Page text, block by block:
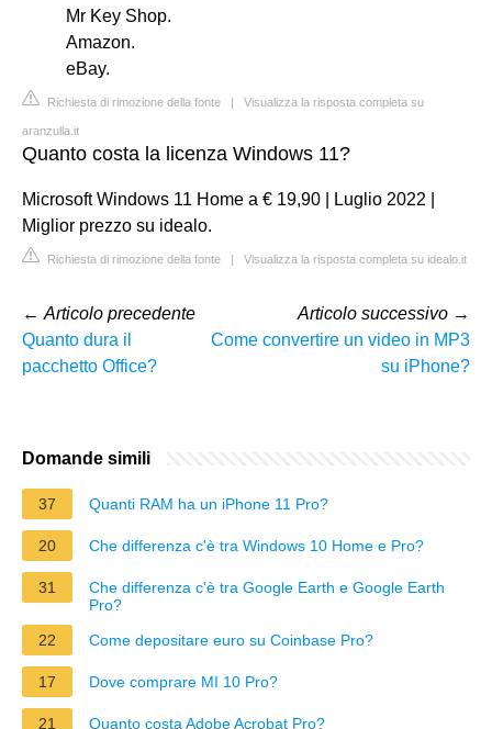
Mr Key Shop.
Amazon.
eBay.
Richiesta di rimozione della fonte | Visualizza la risposta completa su
aranzulla.it
Quanto costa la licenza Windows 11?
Microsoft Windows 11 Home a € 19,90 | Luglio 2022 |
Miglior prezzo su idealo.
Richiesta di rimozione della fonte | Visualizza la risposta completa su idealo.it
← Articolo precedente
Quanto dura il
pacchetto Office?
Articolo successivo →
Come convertire un video in MP3
su iPhone?
Domande simili
37 Quanti RAM ha un iPhone 11 Pro?
20 Che differenza c'è tra Windows 10 Home e Pro?
31
Che differenza c'è tra Google Earth e Google Earth
Pro?
22
Come depositare euro su Coinbase Pro?
17 Dove comprare MI 10 Pro?
21 Quanto costa Adobe Acrobat Pro?